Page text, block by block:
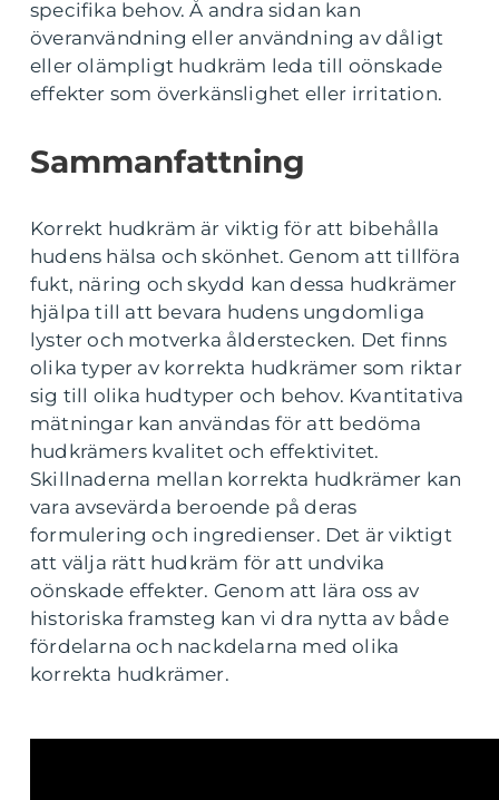
specifika behov. Å andra sidan kan
överanvändning eller användning av dåligt
eller olämpligt hudkräm leda till oönskade
effekter som överkänslighet eller irritation.
Sammanfattning
Korrekt hudkräm är viktig för att bibehålla
hudens hälsa och skönhet. Genom att tillföra
fukt, näring och skydd kan dessa hudkrämer
hjälpa till att bevara hudens ungdomliga
lyster och motverka ålderstecken. Det finns
olika typer av korrekta hudkrämer som riktar
sig till olika hudtyper och behov. Kvantitativa
mätningar kan användas för att bedöma
hudkrämers kvalitet och effektivitet.
Skillnaderna mellan korrekta hudkrämer kan
vara avsevärda beroende på deras
formulering och ingredienser. Det är viktigt
att välja rätt hudkräm för att undvika
oönskade effekter. Genom att lära oss av
historiska framsteg kan vi dra nytta av både
fördelarna och nackdelarna med olika
korrekta hudkrämer.